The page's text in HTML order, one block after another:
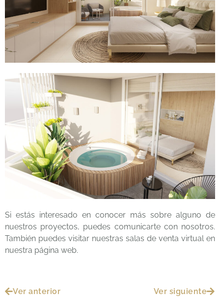
Si estás interesado en conocer más sobre alguno de
nuestros proyectos, puedes comunicarte con nosotros.
También puedes visitar nuestras salas de venta virtualen
nuestra página web.
Ver anterior Ver siguiente